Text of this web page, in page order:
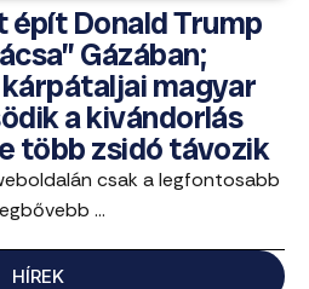
épít Donald Trump
Gázában;
magyar
a kivándorlás
több zsidó távozik
csak a legfontosabb
...
HÍREK